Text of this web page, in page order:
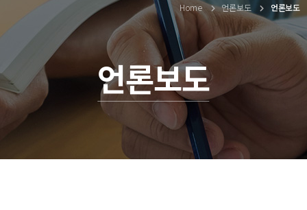
언론보도
Home 언론보도 언론보도